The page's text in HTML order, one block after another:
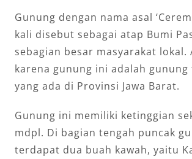
Gunung dengan nama asal
kali disebut sebagai atap Bumi
sebagian besar masyarakat lokal.
karena gunung ini adalah
yang ada di Provinsi Jawa Barat.
Gunung ini memiliki ketinggian
mdpl. Di bagian tengah puncak
terdapat dua buah kawah, yaitu